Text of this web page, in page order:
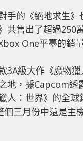
手的《絕地求生》
共售出了超過250
One平臺的銷
3A級大作《魔物
地，據Capcom透
人：世界》的全球
個三月份中還是主